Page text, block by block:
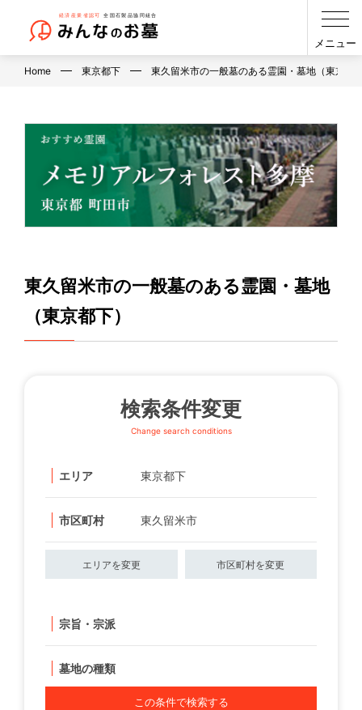
メニュー
Home 東京都下 東久留米市の一般墓のある霊園・墓地（東京都
東久留米市の一般墓のある霊園・墓地
（東京都下）
検索条件変更
Change search conditions
エリア 東京都下
市区町村 東久留米市
エリアを変更 市区町村を変更
宗旨・宗派
墓地の種類
この条件で検索する